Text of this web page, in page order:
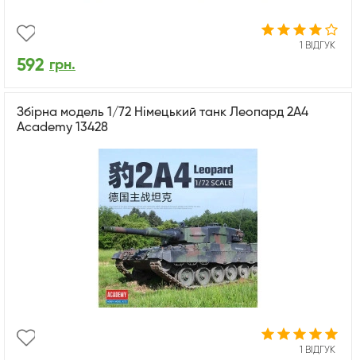
1 ВІДГУК
592 грн.
Збірна модель 1/72 Німецький танк Леопард 2А4
Academy 13428
1 ВІДГУК